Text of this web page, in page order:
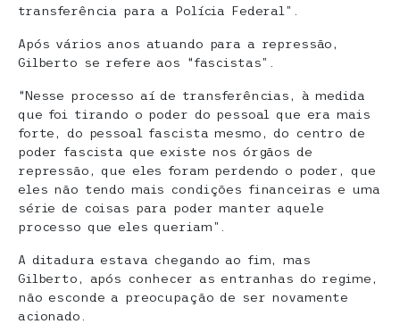
transferência para a Polícia Federal”.
Após vários anos atuando para a repressão,
Gilberto se refere aos “fascistas”.
“Nesse processo aí de transferências, à medida
que foi tirando o poder do pessoal que era mais
forte, do pessoal fascista mesmo, do centro de
poder fascista que existe nos órgãos de
repressão, que eles foram perdendo o poder, que
eles não tendo mais condições financeiras e uma
série de coisas para poder manter aquele
processo que eles queriam”.
A ditadura estava chegando ao fim, mas
Gilberto, após conhecer as entranhas do regime,
não esconde a preocupação de ser novamente
acionado.